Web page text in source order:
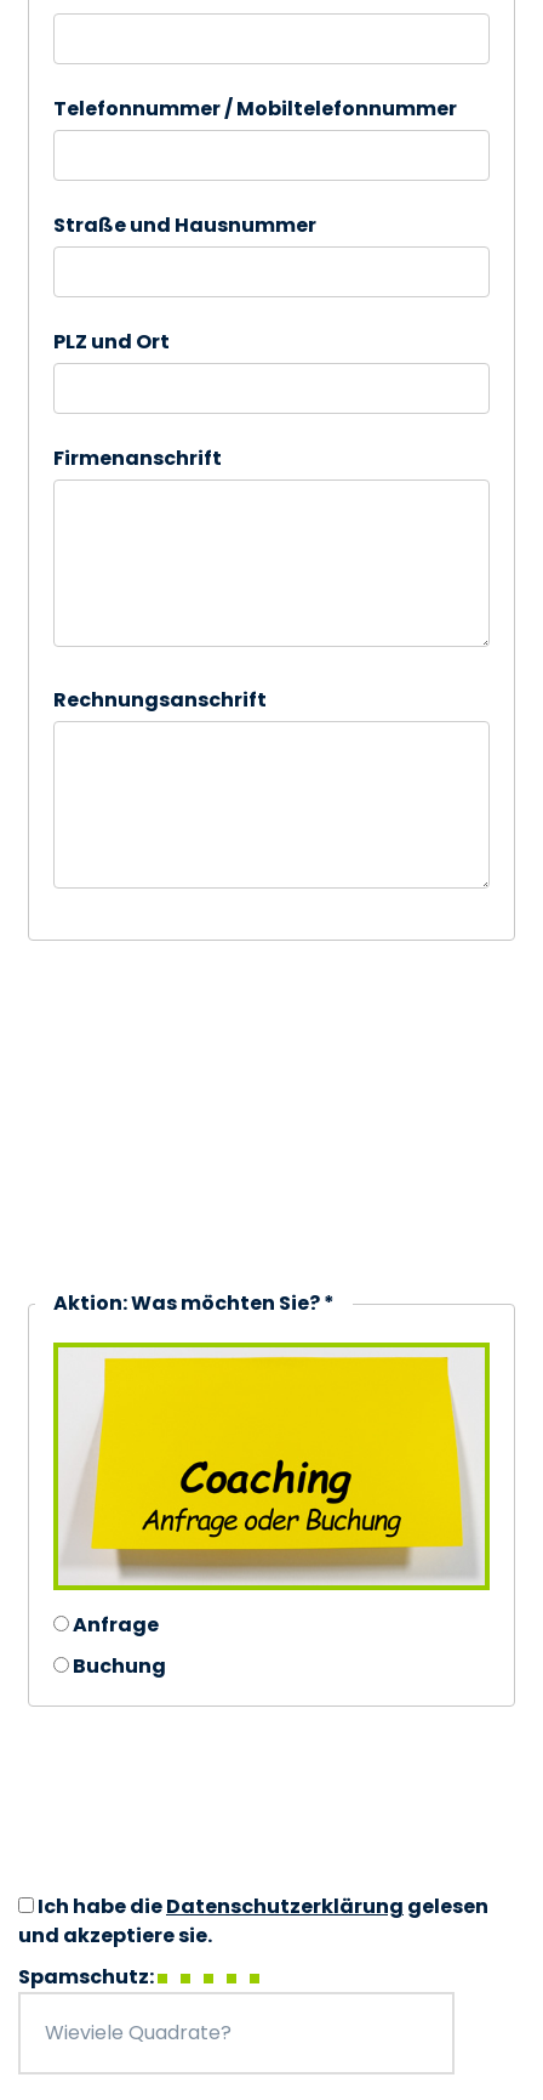
Telefonnummer / Mobiltelefonnummer
Straße und Hausnummer
PLZ und Ort
Firmenanschrift
Rechnungsanschrift
Aktion: Was möchten Sie? *
Anfrage
Buchung
Ich habe dieDatenschutzerklärung gelesen
und akzeptiere sie.
Spamschutz: